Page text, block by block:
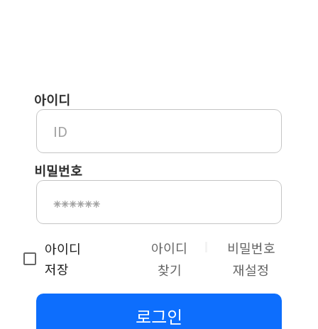
아이디
비밀번호
아이디
저장
아이디
찾기
비밀번호
재설정
로그인